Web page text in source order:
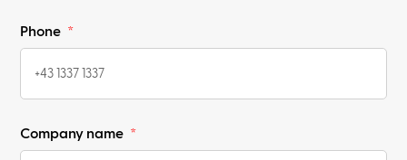
Phone
Company name